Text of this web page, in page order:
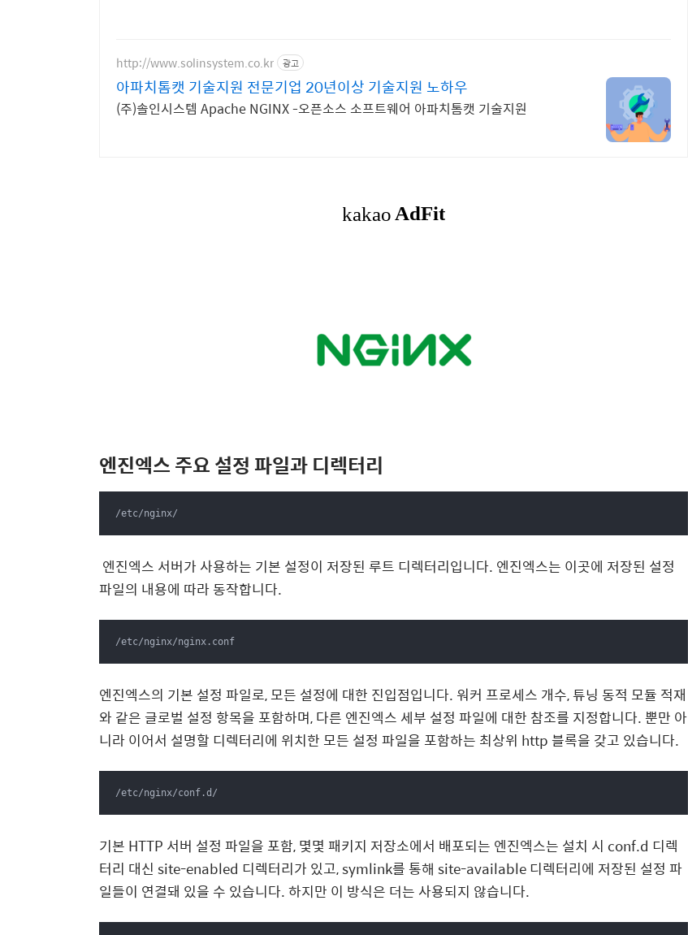
http://www.solinsystem.co.kr 광고
아파치톰캣 기술지원 전문기업 20년이상 기술지원 노하우
(주)솔인시스템 Apache NGINX -오픈소스 소프트웨어 아파치톰캣 기술지원
엔진엑스 주요 설정 파일과 디렉터리
/etc/nginx/
엔진엑스 서버가 사용하는 기본 설정이 저장된 루트 디렉터리입니다. 엔진엑스는 이곳에 저장된 설정
파일의 내용에 따라 동작합니다.
/etc/nginx/nginx.conf
엔진엑스의 기본 설정 파일로, 모든 설정에 대한 진입점입니다. 워커 프로세스 개수, 튜닝 동적 모듈 적재
와 같은 글로벌 설정 항목을 포함하며, 다른 엔진엑스 세부 설정 파일에 대한 참조를 지정합니다. 뿐만 아
니라 이어서 설명할 디렉터리에 위치한 모든 설정 파일을 포함하는 최상위 http 블록을 갖고 있습니다.
/etc/nginx/conf.d/
기본 HTTP 서버 설정 파일을 포함, 몇몇 패키지 저장소에서 배포되는 엔진엑스는 설치 시 conf.d 디렉
터리 대신 site-enabled 디렉터리가 있고, symlink를 통해 site-available 디렉터리에 저장된 설정 파
일들이 연결돼 있을 수 있습니다. 하지만 이 방식은 더는 사용되지 않습니다.